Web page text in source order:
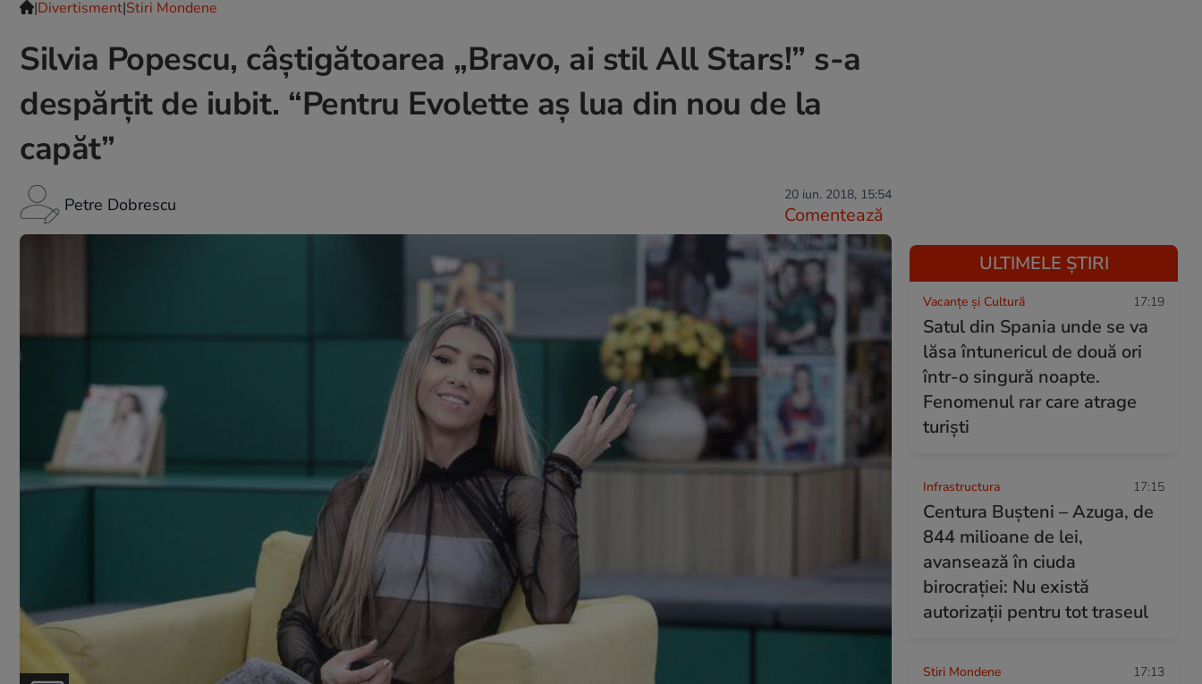
|Divertisment|Stiri Mondene
Silvia Popescu, câştigătoarea „Bravo, ai stil All Stars!” s-a
despărțit de iubit. “Pentru Evolette aş lua din nou de la
capăt”
Petre Dobrescu 20 iun. 2018, 15:54
Comentează
ULTIMELE ȘTIRI
Vacanțe și Cultură 17:19
Satul din Spania unde se va
lăsa întunericul de două ori
într-o singură noapte.
Fenomenul rar care atrage
turiști
Infrastructura 17:15
Centura Bușteni – Azuga, de
844 milioane de lei,
avansează în ciuda
birocrației: Nu există
autorizații pentru tot traseul
Stiri Mondene 17:13